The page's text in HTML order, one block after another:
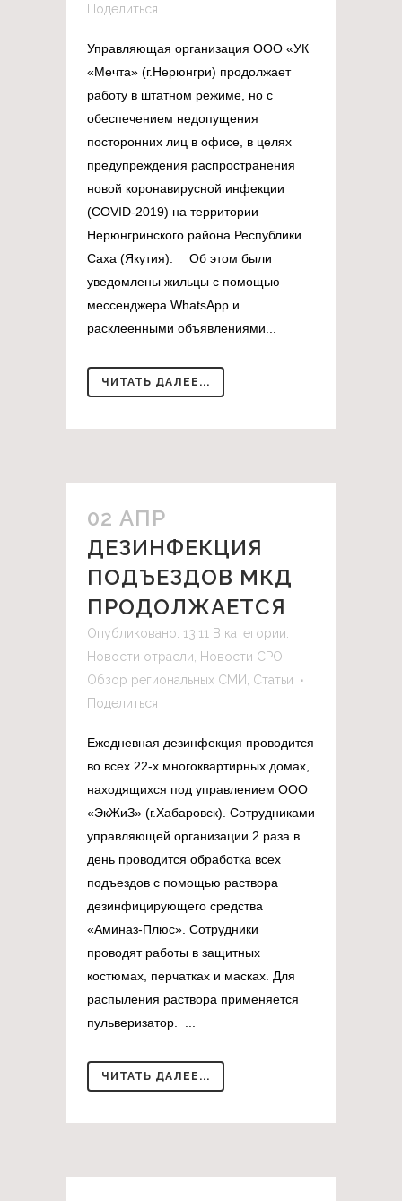
Поделиться
Управляющая организация ООО «УК
«Мечта» (г.Нерюнгри) продолжает
работу в штатном режиме, но с
обеспечением недопущения
посторонних лиц в офисе, в целях
предупреждения распространения
новой коронавирусной инфекции
(COVID-2019) на территории
Нерюнгринского района Республики
Саха (Якутия). ⠀ Об этом были
уведомлены жильцы с помощью
мессенджера WhatsApp и
расклеенными объявлениями...
ЧИТАТЬ ДАЛЕЕ...
02 АПР
ДЕЗИНФЕКЦИЯ
ПОДЪЕЗДОВ МКД
ПРОДОЛЖАЕТСЯ
Опубликовано: 13:11 В категории:
Новости отрасли Новости СРО
Обзор региональных СМИ Статьи
Поделиться
Ежедневная дезинфекция проводится
во всех 22-х многоквартирных домах,
находящихся под управлением ООО
«ЭкЖиЗ» (г.Хабаровск). Сотрудниками
управляющей организации 2 раза в
день проводится обработка всех
подъездов с помощью раствора
дезинфицирующего средства
«Аминаз-Плюс». Сотрудники
проводят работы в защитных
костюмах, перчатках и масках. Для
распыления раствора применяется
пульверизатор. ...
ЧИТАТЬ ДАЛЕЕ...